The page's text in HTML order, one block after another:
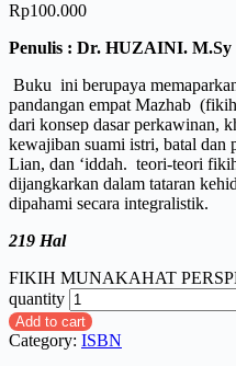
Rp100.000
Penulis : Dr. HUZAINI. M.Sy
Buku ini berupaya
pandangan empat Mazhab
dari konsep dasar perkawinan,
kewajiban suami istri, batal dan
Lian, dan ‘iddah. teori-teori
dijangkarkan dalam tataran
dipahami secara integralistik.
219 Hal
FIKIH MUNAKAHAT
quantity
Add to cart
Category: ISBN